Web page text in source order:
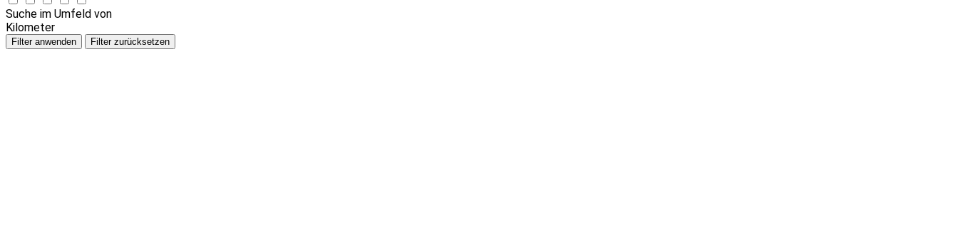
Suche im Umfeld von
Kilometer
Filter anwenden Filter zurücksetzen